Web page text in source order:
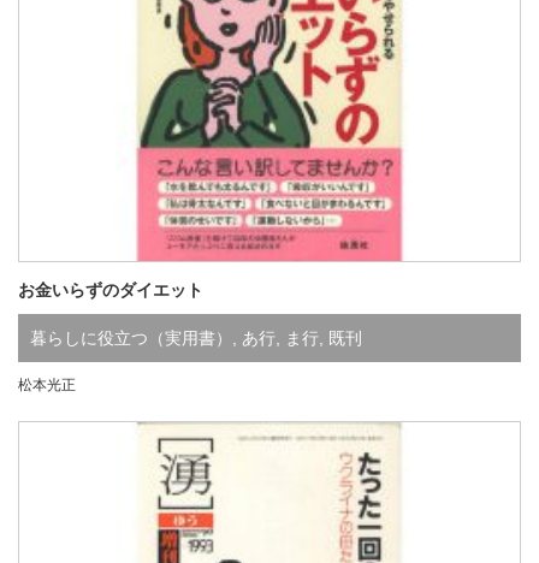
お金いらずのダイエット
暮らしに役立つ（実用書） あ行 ま行 既刊
松本光正